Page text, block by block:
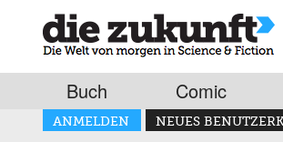
Buch Comic
Haupt-Reiter
ANMELDEN
(AKTIVER REITER)
NEUES